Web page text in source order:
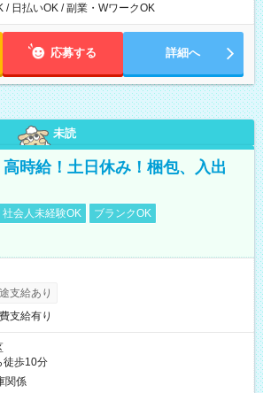
ら翌8時 ■24時から翌9時 など ※上記の時間
定（毎週同じ曜日での勤務となります）
/ 日払いOK / 副業・WワークOK
応募する 詳細へ
未読
時給！土日休み！梱包、入出
社会人未経験OK
ブランクOK
支給あり
支給有り
徒歩10分
関係